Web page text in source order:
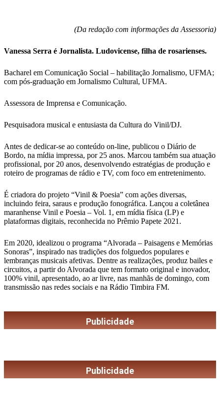
(Da redação com informações da Assessoria)
Vanessa Serra é Jornalista. Ludovicense, filha de rosarienses.
Bacharel em Comunicação Social – habilitação Jornalismo, UFMA;
com pós-graduação em Jornalismo Cultural, UFMA.
Assessora de Imprensa e Comunicação.
Pesquisadora musical e entusiasta da Cultura do Vinil/DJ.
Antes de dedicar-se ao conteúdo on-line, publicou o Diário de
Bordo, na mídia impressa, por 25 anos. Marcou também sua atuação
profissional, por 20 anos, desenvolvendo estratégias de produção e
roteiro de programas de rádio e TV, com foco em entretenimento.
É criadora do projeto “Vinil & Poesia” com ações diversas,
incluindo feira, saraus e produção fonográfica. Lançou a coletânea
maranhense Vinil e Poesia – Vol. 1, em mídia física (LP) e
plataformas digitais, reconhecida no Prêmio Papete 2021.
Em 2020, idealizou o programa “Alvorada – Paisagens e Memórias
Sonoras”, inspirado nas tradições dos folguedos populares e
lembranças musicais afetivas. Dentre as realizações, produz bailes e
circuitos, a partir do Alvorada que tem formato original e inovador,
100% vinil, apresentado, ao ar livre, nas manhãs de domingo, com
transmissão nas redes sociais e na Rádio Timbira FM.
Publicidade
Publicidade